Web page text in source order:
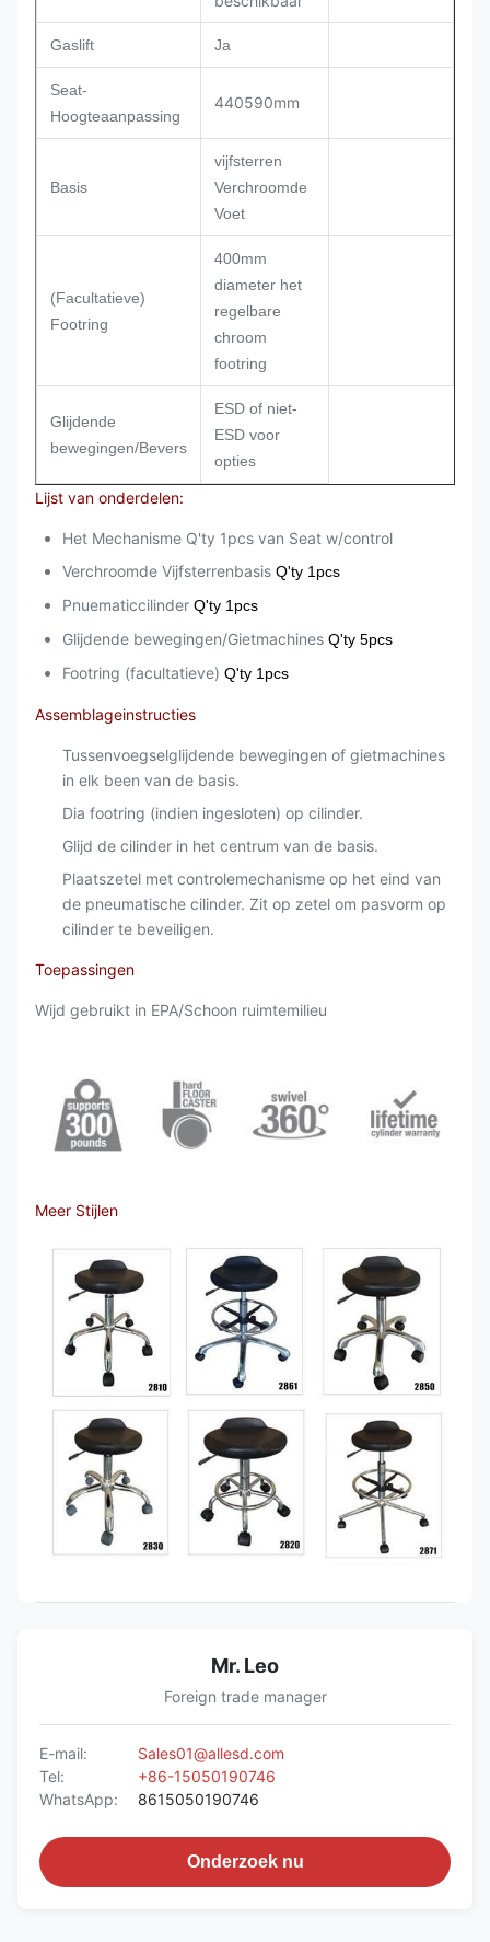
Gaslift Ja
Seat-
Hoogteaanpassing
440590mm
Basis
vijfsterren
Verchroomde
Voet
(Facultatieve)
Footring
400mm
diameter het
regelbare
chroom
footring
Glijdende
bewegingen/Bevers
ESD of niet-
ESD voor
opties
Lijst van onderdelen:
Het Mechanisme Q'ty 1pcs van Seat w/control
Verchroomde Vijfsterrenbasis Q'ty 1pcs
Pnuematiccilinder Q'ty 1pcs
Glijdende bewegingen/Gietmachines Q'ty 5pcs
Footring (facultatieve) Q'ty 1pcs
Assemblageinstructies
Tussenvoegselglijdende bewegingen of gietmachines
in elk been van de basis.
Dia footring (indien ingesloten) op cilinder.
Glijd de cilinder in het centrum van de basis.
Plaatszetel met controlemechanisme op het eind van
de pneumatische cilinder. Zit op zetel om pasvorm op
cilinder te beveiligen.
Toepassingen
Wijd gebruikt in EPA/Schoon ruimtemilieu
Meer Stijlen
Mr. Leo
Foreign trade manager
E-mail:
Sales01@allesd.com
Tel:
+86-15050190746
WhatsApp:
8615050190746
Onderzoek nu